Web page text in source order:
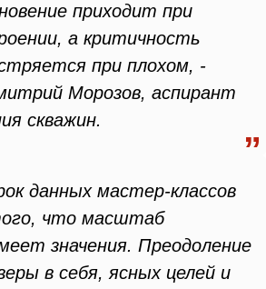
приходит при
а критичность
при плохом, -
Морозов, аспирант
скважин.
данных мастер-классов
что масштаб
значения. Преодоление
в себя, ясных целей и